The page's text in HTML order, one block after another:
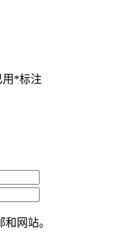
*标注
网站。